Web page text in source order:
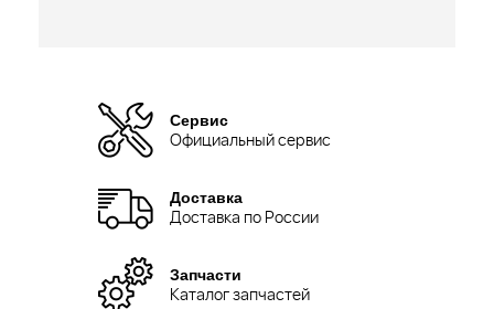
Сервис
Официальный сервис
Доставка
Доставка по России
Запчасти
Каталог запчастей